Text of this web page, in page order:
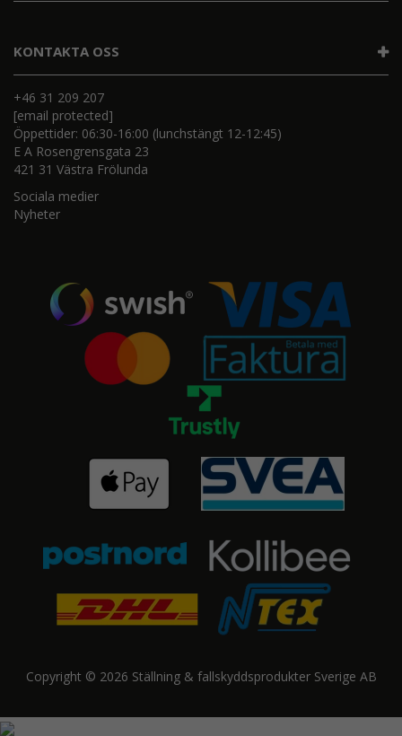
KONTAKTA OSS
+46 31 209 207
[email protected]
Öppettider: 06:30-16:00 (lunchstängt 12-12:45)
E A Rosengrensgata 23
421 31 Västra Frölunda
Sociala medier
Nyheter
Copyright © 2026 Ställning & fallskyddsprodukter Sverige AB